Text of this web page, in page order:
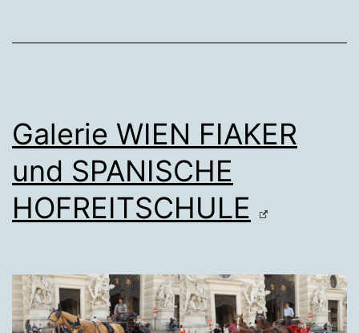
Galerie WIEN FIAKER
und SPANISCHE
HOFREITSCHULE